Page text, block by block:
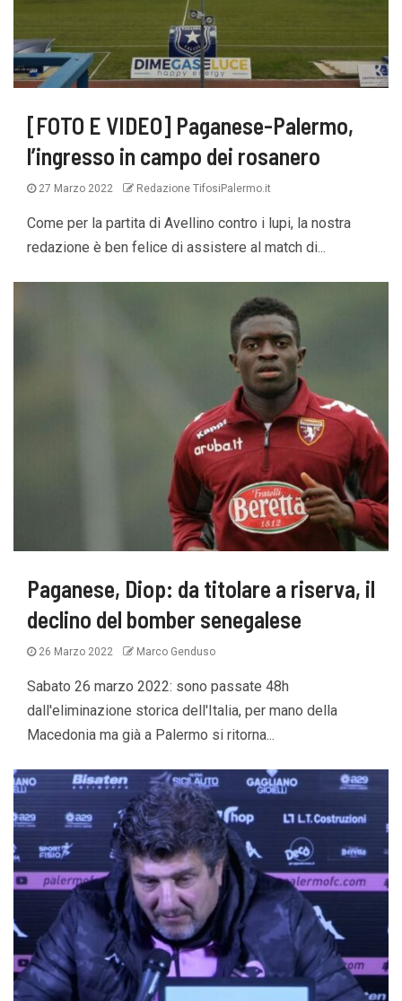
[FOTO E VIDEO] Paganese-Palermo,
l’ingresso in campo dei rosanero
27 Marzo 2022 Redazione TifosiPalermo.it
Come per la partita di Avellino contro i lupi, la nostra
redazione è ben felice di assistere al match di...
Paganese, Diop: da titolare a riserva, il
declino del bomber senegalese
26 Marzo 2022 Marco Genduso
Sabato 26 marzo 2022: sono passate 48h
dall'eliminazione storica dell'Italia, per mano della
Macedonia ma già a Palermo si ritorna...